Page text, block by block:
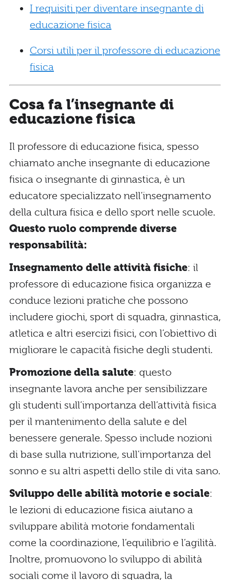
I requisiti per diventare insegnante di
educazione fisica
Corsi utili per il professore di educazione
fisica
Cosa fa l’insegnante di
educazione fisica
Il professore di educazione fisica, spesso
chiamato anche insegnante di educazione
fisica o insegnante di ginnastica, è un
educatore specializzato nell’insegnamento
della cultura fisica e dello sport nelle scuole.
Questo ruolo comprende diverse
responsabilità:
Insegnamento delle attività fisiche: il
professore di educazione fisica organizza e
conduce lezioni pratiche che possono
includere giochi, sport di squadra, ginnastica,
atletica e altri esercizi fisici, con l’obiettivo di
migliorare le capacità fisiche degli studenti.
Promozione della salute: questo
insegnante lavora anche per sensibilizzare
gli studenti sull’importanza dell’attività fisica
per il mantenimento della salute e del
benessere generale. Spesso include nozioni
di base sulla nutrizione, sull’importanza del
sonno e su altri aspetti dello stile di vita sano.
Sviluppo delle abilità motorie e sociale:
le lezioni di educazione fisica aiutano a
sviluppare abilità motorie fondamentali
come la coordinazione, l’equilibrio e l’agilità.
Inoltre, promuovono lo sviluppo di abilità
sociali come il lavoro di squadra, la